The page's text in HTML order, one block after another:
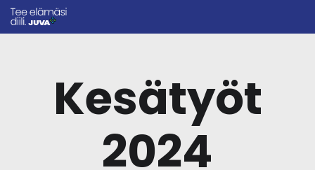
Kesätyöt
2024